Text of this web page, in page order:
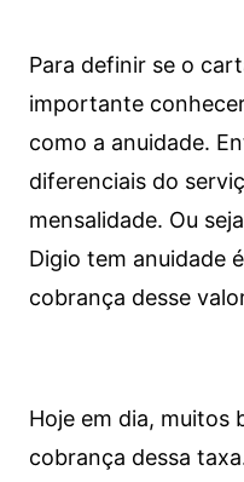
Para definir se o
importante
como a anuidade.
diferenciais do
mensalidade. Ou
Digio tem anuidade
cobrança desse
Hoje em dia, muitos
cobrança dessa